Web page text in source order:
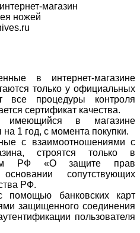
магазин
ножей
в интернет-магазине
только у официальных
все процедуры контроля
сертификат качества.
имеющийся в магазине
на 1 год, с момента покупки.
с взаимоотношениями с
строятся только в
РФ «О защите прав
сопутствующих
РФ.
помощью банковских карт
защищенного соединения
пользователя